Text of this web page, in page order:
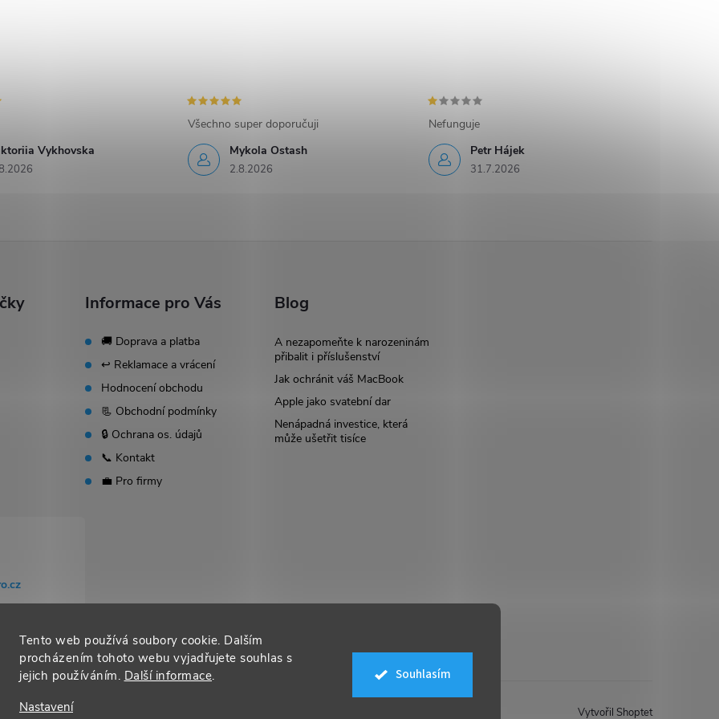
Tento web používá soubory cookie. Dalším
procházením tohoto webu vyjadřujete souhlas s
jejich používáním. Další informace.
Nastavení
Souhlasím
Vykhovska
Mykola Ostash
2.8.2026
Všechno super doporučuji
Petr Hájek
31.7.2026
Nefunguje
Informace pro Vás
🚚 Doprava a platba
↩️ Reklamace a vrácení
Hodnocení obchodu
📃 Obchodní podmínky
🔒 Ochrana os. údajů
📞 Kontakt
💼 Pro firmy
Blog
A nezapomeňte k narozeninám
přibalit i příslušenství
Jak ochránit váš MacBook
Apple jako svatební dar
Nenápadná investice, která
může ušetřit tisíce
Vytvořil Shoptet
cookies